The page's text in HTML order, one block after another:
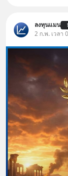
ลงทุนแมน
2 ก.พ. เวลา